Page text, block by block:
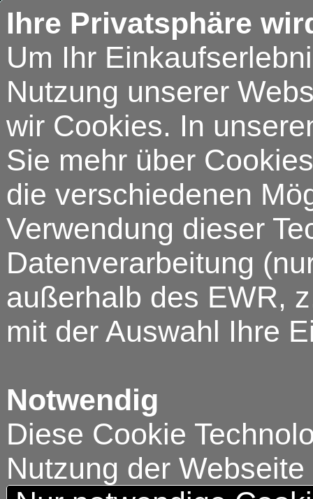
Ihre Privatsphäre
Um Ihr
Nutzung unserer
wir Cookies. In
Sie mehr über
die verschiedenen
Verwendung dieser
Datenverarbeitung
außerhalb des EWR,
mit der Auswahl Ihre
Notwendig
Diese Cookie
Nutzung der